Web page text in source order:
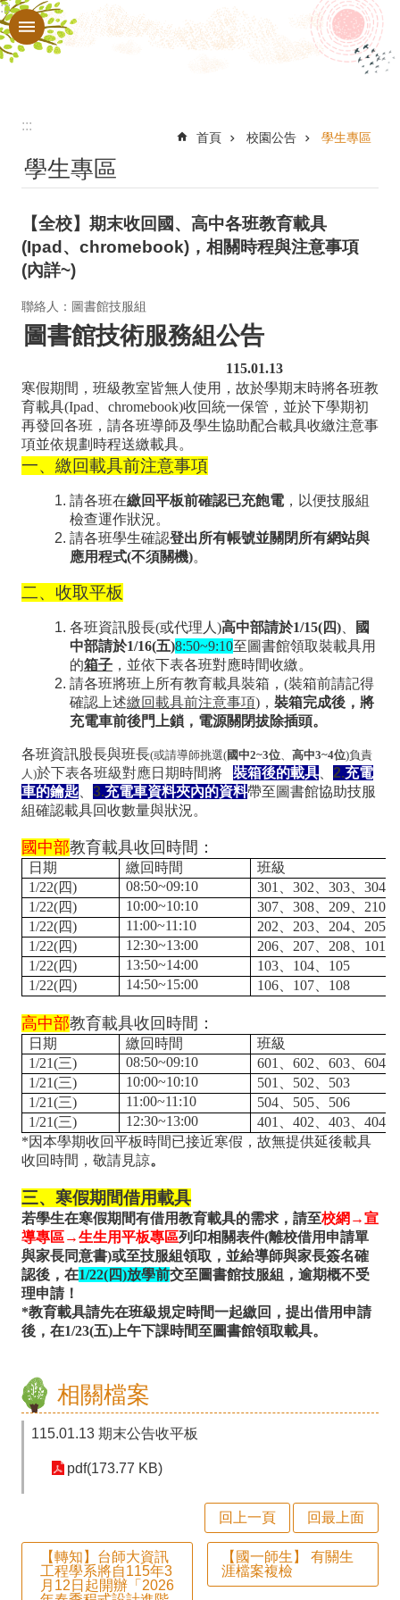
跳到主要內容區塊
進
認
行
教
專
區
區
統
課
程
畫
主
學
習
專
國
際
育
雙
語
專
區
導
專
專
:::
:::
首頁 校園公告 學生專區
學生專區
【全校】期末收回國、高中各班教育載具
(Ipad、chromebook)，相關時程與注意事項
(內詳~)
聯絡人：圖書館技服組
圖書館技術服務組公告
115.01.13
寒假期間，班級教室皆無人使用，故於學期末時將各班教
育載具(Ipad、chromebook)收回統一保管，並於下學期初
再發回各班，請各班導師及學生協助配合載具收繳注意事
項並依規劃時程送繳載具。
一、繳回載具前注意事項
請各班在繳回平板前確認已充飽電，以便技服組
檢查運作狀況。
請各班學生確認登出所有帳號並關閉所有網站與
應用程式(不須關機)。
二、收取平板
各班資訊股長(或代理人)高中部請於1/15(四)、
國
中部請於1/16(五)8:50~9:10至圖書館領取裝載具用
的箱子 ，並依下表各班對應時間收繳。
請各班將班上所有教育載具裝箱，(裝箱前請記得
確認上述繳回載具前注意事項) ， 裝箱完成後，將
充電車前後門上鎖，電源關閉拔除插頭。
各班資訊股長與班長(或請導師挑選(國中2~3位、 高中3~4位)負責
人)於下表各班級對應日期時間將 裝箱後的載具、 2.充電
車的鑰匙、 3.充電車資料夾內的資料帶至圖書館協助技服
組確認載具回收數量與狀況。
國中部教育載具收回時間：
日期 繳回時間
班級
1/22(四)
08:50~09:10 301、302、303、304
1/22(四)
10:00~10:10 307、308、209、210
1/22(四)
11:00~11:10 202、203、204、205
1/22(四)
12:30~13:00 206、207、208、101
1/22(四)
13:50~14:00 103、104、105
1/22(四)
14:50~15:00 106、107、108
高中部教育載具收回時間：
日期 繳回時間
班級
1/21(三)
08:50~09:10 601、602、603、604
1/21(三)
10:00~10:10 501、502、503
1/21(三)
11:00~11:10 504、505、506
1/21(三)
12:30~13:00 401、402、403、404
*因本學期收回平板時間已接近寒假，故無提供延後載具
收回時間，敬請見諒。
三、寒假期間借用載具
若學生在寒假期間有借用教育載具的需求，請至校網→宣
導專區→生生用平板專區列印相關表件(離校借用申請單
與家長同意書)或至技服組領取，並給導師與家長簽名確
認後，在1/22(四)放學前交至圖書館技服組，逾期概不受
理申請！
*教育載具請先在班級規定時間一起繳回，提出借用申請
後，在1/23(五)上午下課時間至圖書館領取載具。
相關檔案
115.01.13 期末公告收平板
pdf(173.77 KB)
回上一頁 回最上面
【轉知】台師大資訊
工程學系將自115年3
月12日起開辦「2026
【國一師生】 有關生
涯檔案複檢